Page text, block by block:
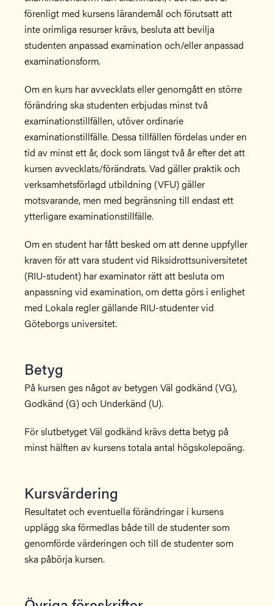
förenligt med kursens lärandemål och förutsatt att
inte orimliga resurser krävs, besluta att bevilja
studenten anpassad examination och/eller anpassad
examinationsform.
Om en kurs har avvecklats eller genomgått en större
förändring ska studenten erbjudas minst två
examinationstillfällen, utöver ordinarie
examinationstillfälle. Dessa tillfällen fördelas under en
tid av minst ett år, dock som längst två år efter det att
kursen avvecklats/förändrats. Vad gäller praktik och
verksamhetsförlagd utbildning (VFU) gäller
motsvarande, men med begränsning till endast ett
ytterligare examinationstillfälle.
Om en student har fått besked om att denne uppfyller
kraven för att vara student vid Riksidrottsuniversitetet
(RIU-student) har examinator rätt att besluta om
anpassning vid examination, om detta görs i enlighet
med Lokala regler gällande RIU-studenter vid
Göteborgs universitet.
Betyg
På kursen ges något av betygen Väl godkänd (VG),
Godkänd (G) och Underkänd (U).
För slutbetyget Väl godkänd krävs detta betyg på
minst hälften av kursens totala antal högskolepoäng.
Kursvärdering
Resultatet och eventuella förändringar i kursens
upplägg ska förmedlas både till de studenter som
genomförde värderingen och till de studenter som
ska påbörja kursen.